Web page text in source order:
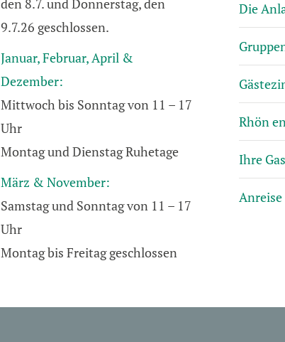
den 8.7. und Donnerstag, den
9.7.26 geschlossen.
Januar, Februar, April &
Dezember:
Mittwoch bis Sonntag von 11 – 17
Uhr
Montag und Dienstag Ruhetage
März & November:
Samstag und Sonntag von 11 – 17
Uhr
Montag bis Freitag geschlossen
Die
Rhön
Ihre
Anreise